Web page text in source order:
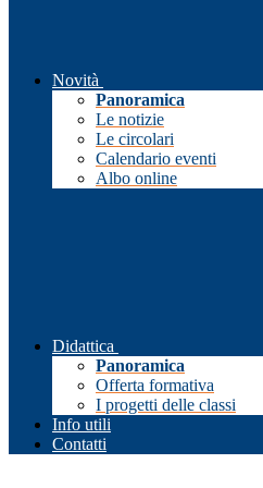
Novità
Panoramica
Le notizie
Le circolari
Calendario eventi
Albo online
Didattica
Panoramica
Offerta formativa
I progetti delle classi
Info utili
Contatti